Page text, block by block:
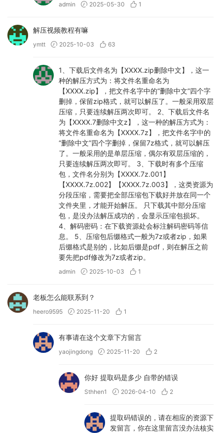
admin 2025-05-30 1
解压视频教程有嘛
ymtt 2025-10-03 63
1、下载后文件名为【XXXX.zip删除中文】，这一
种的解压方式为：将文件名重命名为
【XXXX.zip】，把文件名字中的“删除中文”四个字
删掉，保留zip格式，就可以解压了。一般采用双层
压缩，只要连续解压两次即可。 2、下载后文件名
为【XXXX.7删除中文z】，这一种的解压方式为：
将文件名重命名为【XXXX.7z】，把文件名字中的
“删除中文”四个字删掉，保留7z格式，就可以解压
了。一般采用的是单层压缩，偶尔有双层压缩的，
只要连续解压两次即可。 3、下载时有多个压缩
包，文件名分别为【XXXX.7z.001】
【XXXX.7z.002】【XXXX.7z.003】，这类资源为
分段压缩，需要把全部压缩包下载好并放在同一个
文件夹里，才能开始解压。 只下载其中部分压缩
包，是没办法解压成功的，会显示压缩包损坏。
4、解码密码：在下载资源处会标注解码密码等信
息。 5、压缩包后缀格式一般为7z或者zip，如果
后缀格式是别的，比如后缀是pdf，则在解压之前
要先把pdf修改为7z或者zip。
admin 2025-10-03 1
老板怎么能联系到？
heero9595 2025-11-20 1
有事请在这个文章下方留言
yaojingdong 2025-11-20 2
你好 提取码是多少 自带的错误
Sthhen1 2026-04-10 2
提取码错误的，请在相应的资源下
发留言，你在这里留言没办法核实